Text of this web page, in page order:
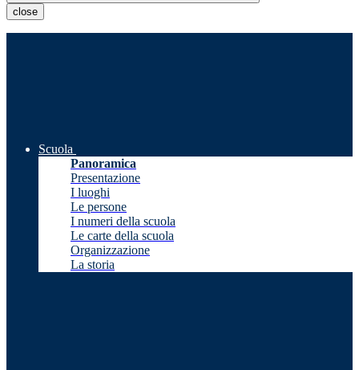
close
Scuola
Panoramica
Presentazione
I luoghi
Le persone
I numeri della scuola
Le carte della scuola
Organizzazione
La storia